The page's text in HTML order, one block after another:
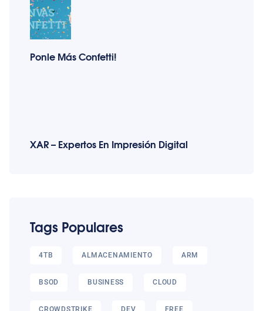
Ponle Más Confetti!
XAR – Expertos En Impresión Digital
Tags Populares
4TB ALMACENAMIENTO ARM
BSOD BUSINESS CLOUD
CROWDSTRIKE DEV FREE